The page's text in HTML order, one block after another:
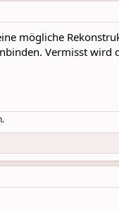
mögliche
Vermisst wird